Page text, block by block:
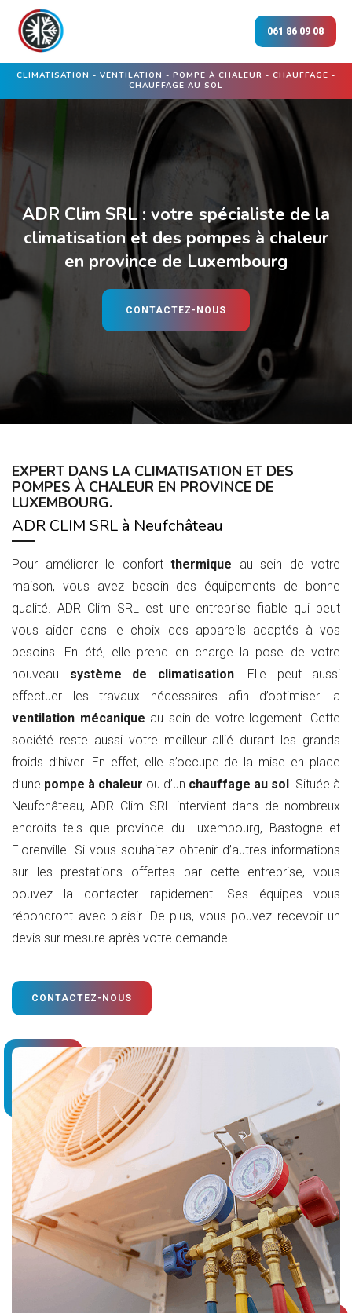
061 86 09 08
CLIMATISATION - VENTILATION - POMPE À CHALEUR - CHAUFFAGE -
CHAUFFAGE AU SOL
ADR Clim SRL : votre spécialiste de la
climatisationet des pompes à chaleur
en province de Luxembourg
CONTACTEZ-NOUS
EXPERT DANS LA CLIMATISATION ET DES
POMPES À CHALEUR EN PROVINCE DE
LUXEMBOURG.
ADR CLIM SRL à Neufchâteau
Pour améliorer le confort thermique au sein de votre
maison, vous avez besoin des équipements de bonne
qualité. ADR Clim SRL est une entreprise fiable qui peut
vous aider dans le choix des appareils adaptés à vos
besoins. En été, elle prend en charge la pose de votre
nouveau système de climatisation. Elle peut aussi
effectuer les travaux nécessaires afin d’optimiser la
ventilation mécanique au sein de votre logement. Cette
société reste aussi votre meilleur allié durant les grands
froids d’hiver. En effet, elle s’occupe de la mise en place
d’une pompe à chaleur ou d’un chauffage au sol. Située à
Neufchâteau, ADR Clim SRL intervient dans de nombreux
endroits tels que province du Luxembourg, Bastogne et
Florenville. Si vous souhaitez obtenir d’autres informations
sur les prestations offertes par cette entreprise, vous
pouvez la contacter rapidement. Ses équipes vous
répondront avec plaisir. De plus, vous pouvez recevoir un
devis sur mesure après votre demande.
CONTACTEZ-NOUS